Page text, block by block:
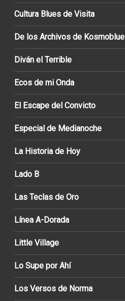
Cultura Blues de Visita
De los Archivos de Kosmoblue
Diván el Terrible
Ecos de mi Onda
El Escape del Convicto
Especial de Medianoche
La Historia de Hoy
Lado B
Las Teclas de Oro
Línea A-Dorada
Little Village
Lo Supe por Ahí
Los Versos de Norma